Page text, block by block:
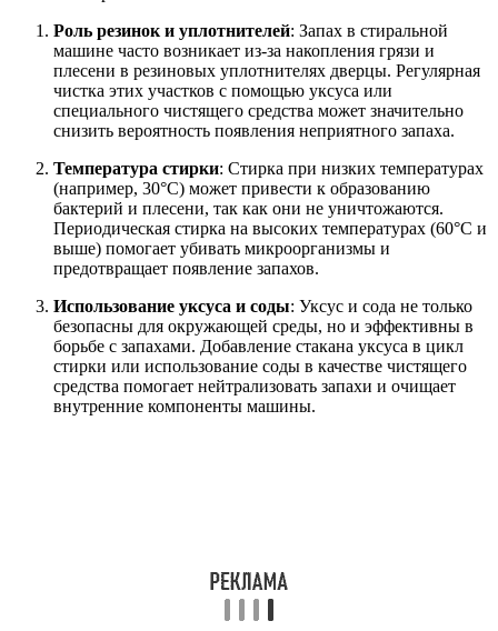
Роль резинок и уплотнителей: Запах в стиральной
машине часто возникает из-за накопления грязи и
плесени в резиновых уплотнителях дверцы. Регулярная
чистка этих участков с помощью уксуса или
специального чистящего средства может значительно
снизить вероятность появления неприятного запаха.
Температура стирки: Стирка при низких температурах
(например, 30°C) может привести к образованию
бактерий и плесени, так как они не уничтожаются.
Периодическая стирка на высоких температурах (60°C и
выше) помогает убивать микроорганизмы и
предотвращает появление запахов.
Использование уксуса и соды: Уксус и сода не только
безопасны для окружающей среды, но и эффективны в
борьбе с запахами. Добавление стакана уксуса в цикл
стирки или использование соды в качестве чистящего
средства помогает нейтрализовать запахи и очищает
внутренние компоненты машины.